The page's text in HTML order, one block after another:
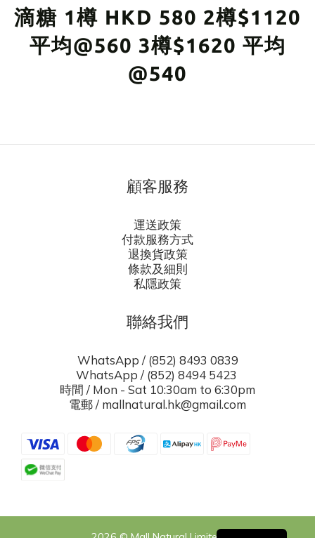
滴糖 1樽 HKD 580 2樽$1120
平均@560 3樽$1620 平均
@540
顧客服務
運送政策
付款服務方式
退換貨政策
條款及細則
私隱政策
聯絡我們
WhatsApp / (852) 8493 0839
WhatsApp / (852) 8494 5423
時間 / Mon - Sat 10:30am to 6:30pm
電郵 / mallnatural.hk@gmail.com